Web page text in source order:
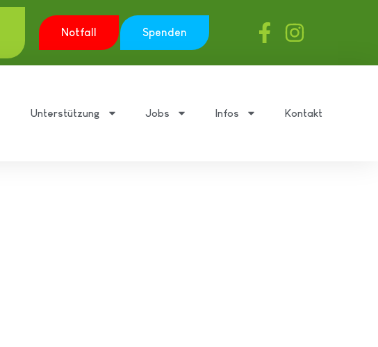
Notfall Spenden
Unterstützung Jobs Infos Kontakt